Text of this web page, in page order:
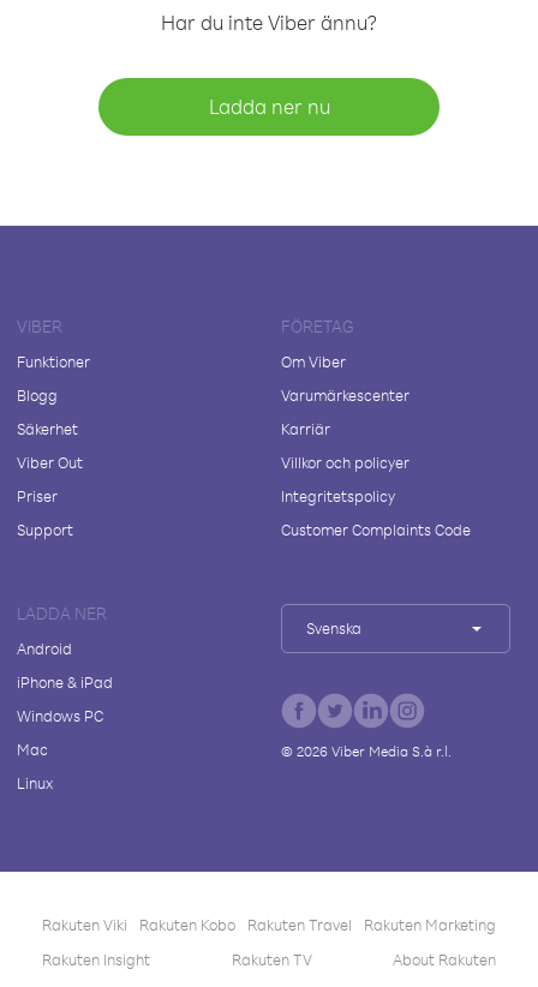
Har du inte Viber ännu?
Ladda ner nu
VIBER
Funktioner
Blogg
Säkerhet
Viber Out
Priser
Support
FÖRETAG
Om Viber
Varumärkescenter
Karriär
Villkor och policyer
Integritetspolicy
Customer Complaints Code
LADDA NER
Android
iPhone & iPad
Windows PC
Mac
Linux
Svenska
© 2026Viber Media S.à r.l.
Rakuten Viki Rakuten Kobo Rakuten Travel
Rakuten Marketing
Rakuten Insight
Rakuten TV About Rakuten